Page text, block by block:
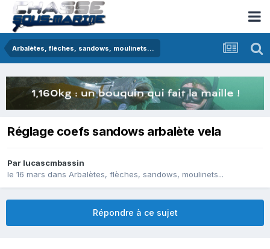
Arbalètes, flèches, sandows, moulinets...
Réglage coefs sandows arbalète vela
Par lucascmbassin
le 16 mars dans Arbalètes, flèches, sandows, moulinets...
Répondre à ce sujet